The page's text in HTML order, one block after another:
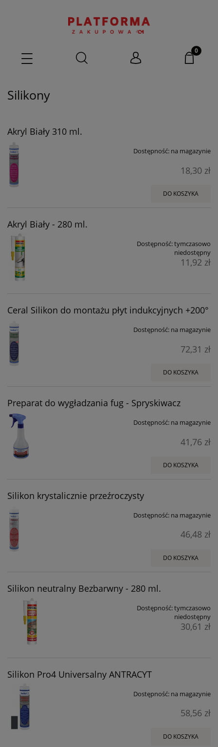
Silikony
Akryl Biały 310 ml.
Dostępność: na magazynie
18,30 zł
DO KOSZYKA
Akryl Biały - 280 ml.
Dostępność:tymczasowo
niedostępny
11,92 zł
Ceral Silikon do montażu płyt indukcyjnych +200°
Dostępność: na magazynie
72,31 zł
DO KOSZYKA
Preparat do wygładzania fug - Spryskiwacz
Dostępność: na magazynie
41,76 zł
DO KOSZYKA
Silikon krystalicznie przeźroczysty
Dostępność: na magazynie
46,48 zł
DO KOSZYKA
Silikon neutralny Bezbarwny - 280 ml.
Dostępność:tymczasowo
niedostępny
30,61 zł
Silikon Pro4 Universalny ANTRACYT
Dostępność: na magazynie
58,56 zł
DO KOSZYKA